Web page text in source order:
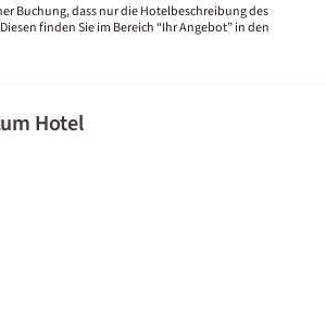
Buchung, dass nur die Hotelbeschreibung des
finden Sie im Bereich “Ihr Angebot” in den
Hotel